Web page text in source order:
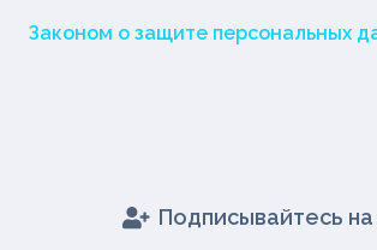
Законом о защите персональных
Подписывайтесь на